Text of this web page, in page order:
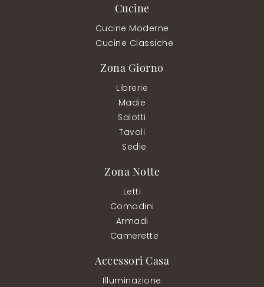
Cucine
Cucine Moderne
Cucine Classiche
Zona Giorno
Librerie
Madie
Salotti
Tavoli
Sedie
Zona Notte
Letti
Comodini
Armadi
Camerette
Accessori Casa
Illuminazione